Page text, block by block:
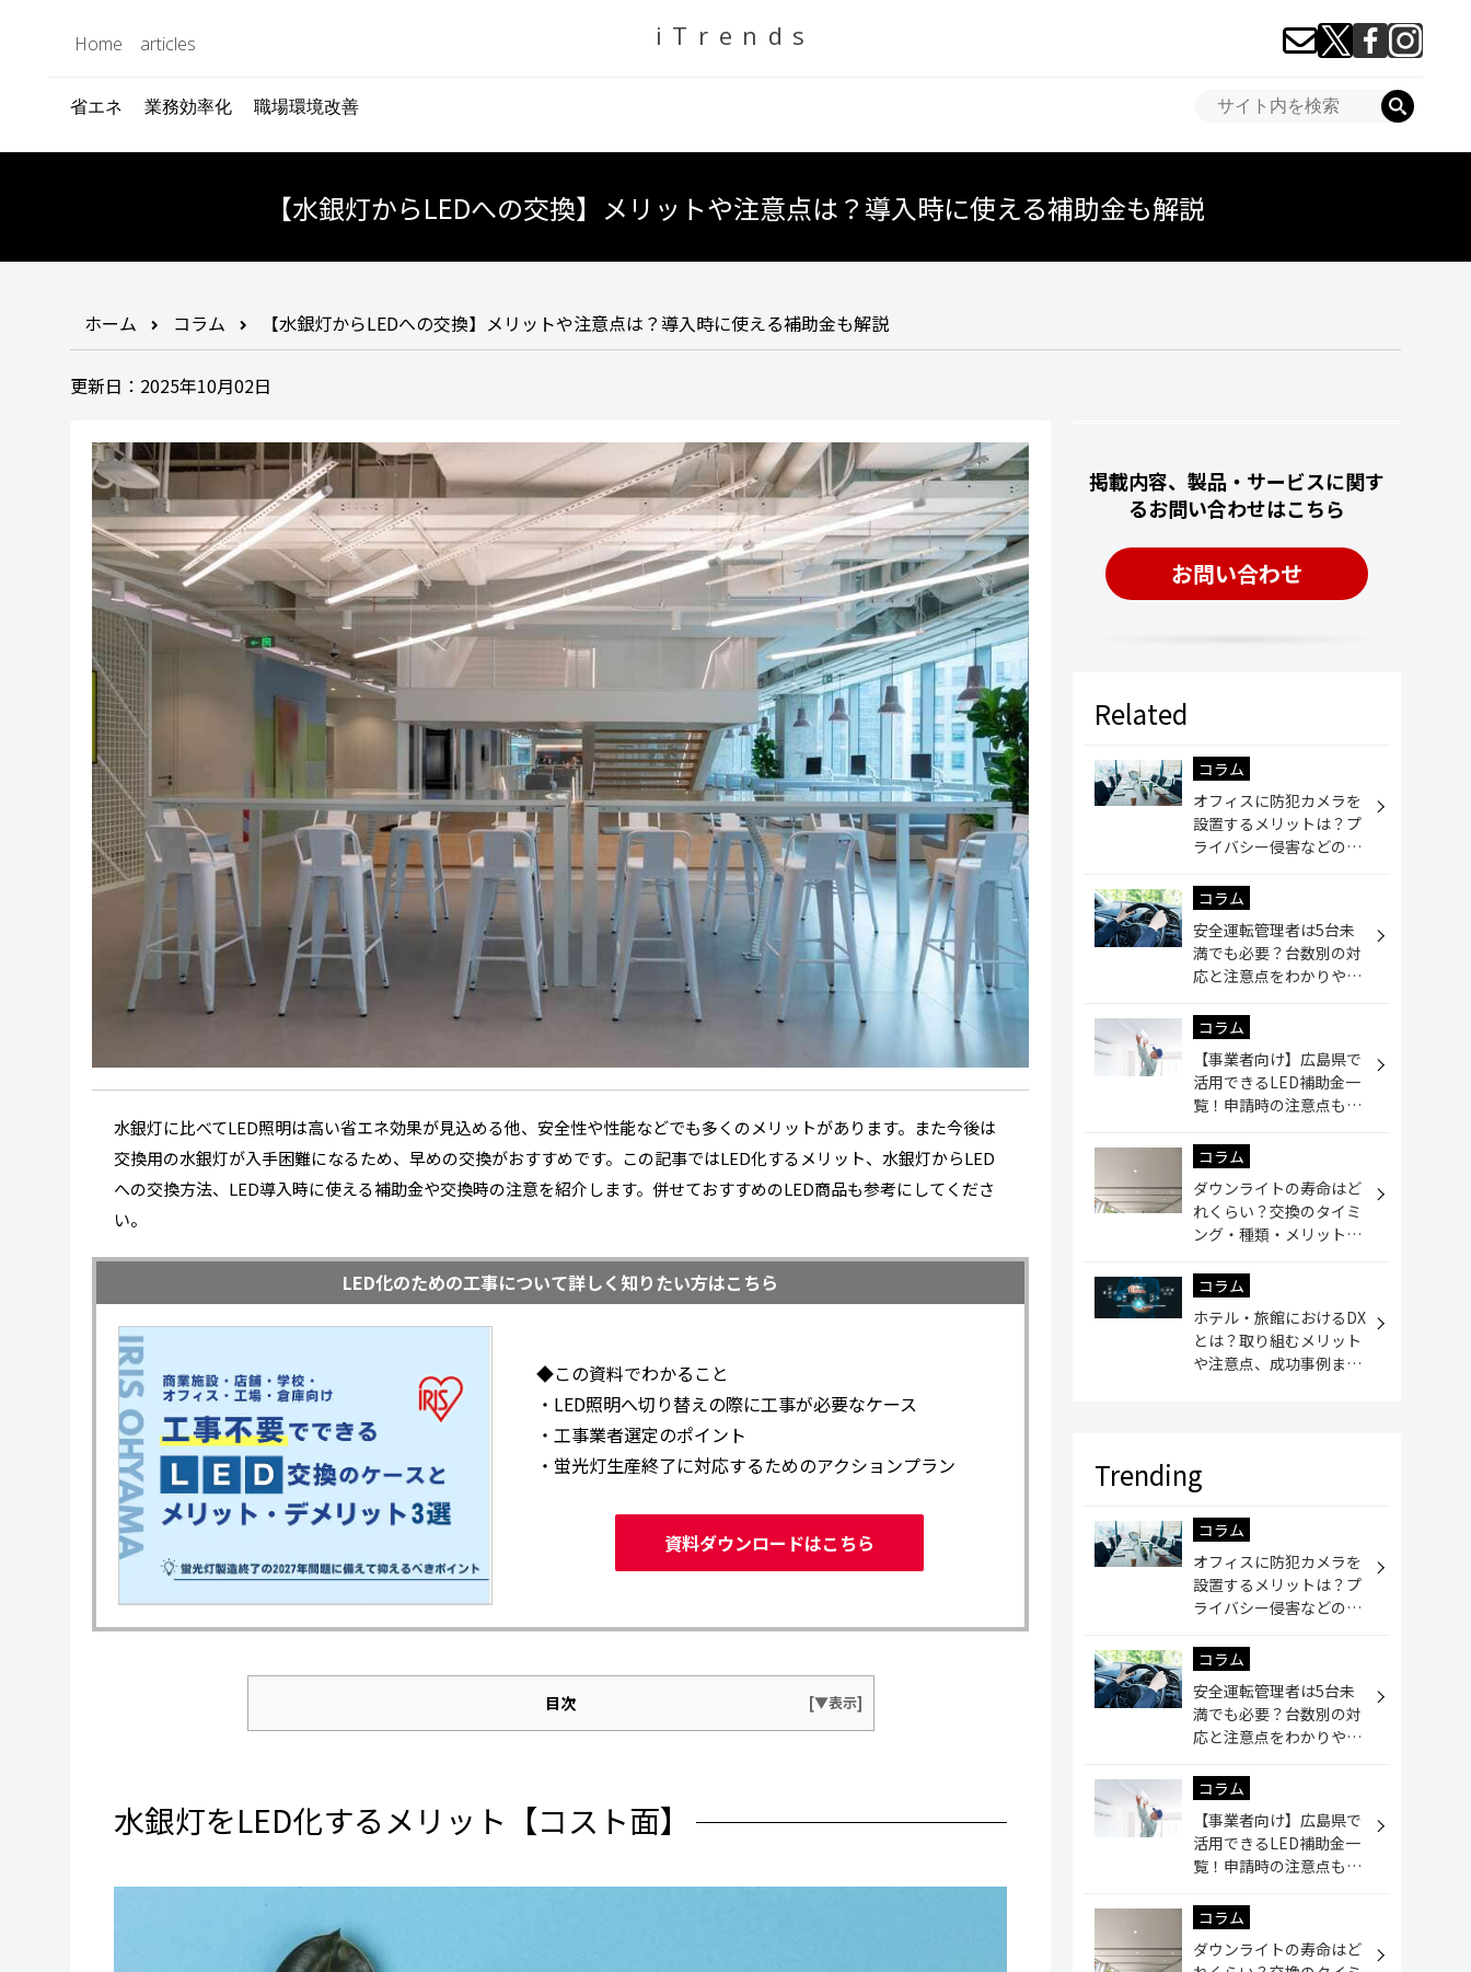
iTrends
Home articles
省エネ 業務効率化 職場環境改善
【水銀灯からLEDへの交換】メリットや注意点は？導入時に使える補助金も解説
ホーム コラム 【水銀灯からLEDへの交換】メリットや注意点は？導入時に使える補助金も解説
更新日：2025年10月02日
水銀灯に比べてLED照明は高い省エネ効果が見込める他、安全性や性能などでも多くのメリットがあります。また今後は
交換用の水銀灯が入手困難になるため、早めの交換がおすすめです。この記事ではLED化するメリット、水銀灯からLED
への交換方法、LED導入時に使える補助金や交換時の注意を紹介します。併せておすすめのLED商品も参考にしてくださ
い。
LED化のための工事について詳しく知りたい方はこちら
◆この資料でわかること
・LED照明へ切り替えの際に工事が必要なケース
・工事業者選定のポイント
・蛍光灯生産終了に対応するためのアクションプラン
資料ダウンロードはこちら
目次
水銀灯をLED化するメリット【コスト面】
掲載内容、製品・サービスに関す
るお問い合わせはこちら
お問い合わせ
コラム
オフィスに防犯カメラを
設置するメリットは？プ
ライバシー侵害などの注
コラム
安全運転管理者は5台未
満でも必要？台数別の対
応と注意点をわかりやす
コラム
【事業者向け】広島県で
活用できるLED補助金一
覧！申請時の注意点も解
コラム
ダウンライトの寿命はど
れくらい？交換のタイミ
ング・種類・メリットや
コラム
ホテル・旅館におけるDX
とは？取り組むメリット
や注意点、成功事例まで
コラム
オフィスに防犯カメラを
設置するメリットは？プ
ライバシー侵害などの注
コラム
安全運転管理者は5台未
満でも必要？台数別の対
応と注意点をわかりやす
コラム
【事業者向け】広島県で
活用できるLED補助金一
覧！申請時の注意点も解
コラム
ダウンライトの寿命はど